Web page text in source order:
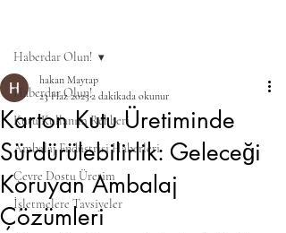
Haberdar Olun!
Kutu Kullanım Rehberi
Ambalaj Endüstrisi Haberleri
Çevre Dostu Üretim
İşletmelere Tavsiyeler
Haberdar Olun!
Karton Kutu Üretiminde
Sürdürülebilirlik: Geleceği
Koruyan Ambalaj
Çözümleri
hakan Maytap
23 Haz 20252 dakikada okunur